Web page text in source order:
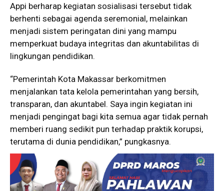
Appi berharap kegiatan sosialisasi tersebut tidak
berhenti sebagai agenda seremonial, melainkan
menjadi sistem peringatan dini yang mampu
memperkuat budaya integritas dan akuntabilitas di
lingkungan pendidikan.
“Pemerintah Kota Makassar berkomitmen
menjalankan tata kelola pemerintahan yang bersih,
transparan, dan akuntabel. Saya ingin kegiatan ini
menjadi pengingat bagi kita semua agar tidak pernah
memberi ruang sedikit pun terhadap praktik korupsi,
terutama di dunia pendidikan,” pungkasnya.